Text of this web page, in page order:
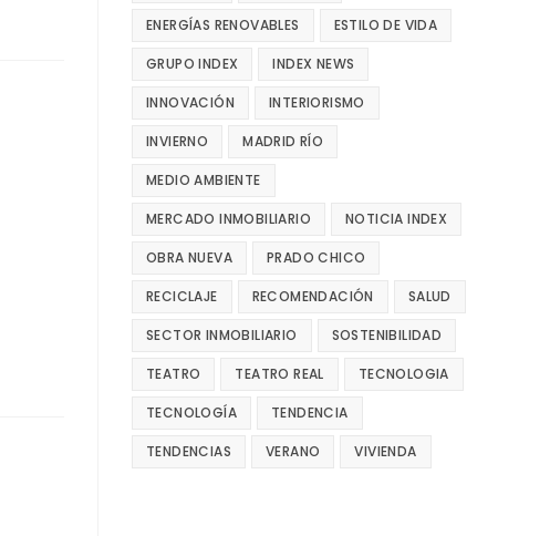
ENERGÍAS RENOVABLES ESTILO DE VIDA
GRUPO INDEX INDEX NEWS
INNOVACIÓN INTERIORISMO
INVIERNO MADRID RÍO
MEDIO AMBIENTE
MERCADO INMOBILIARIO NOTICIA INDEX
OBRA NUEVA PRADO CHICO
RECICLAJE RECOMENDACIÓN SALUD
SECTOR INMOBILIARIO SOSTENIBILIDAD
TEATRO TEATRO REAL TECNOLOGIA
TECNOLOGÍA TENDENCIA
TENDENCIAS VERANO VIVIENDA